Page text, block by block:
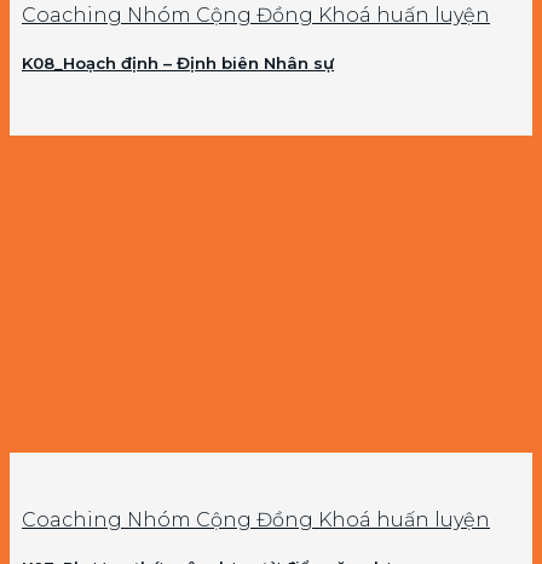
Coaching Nhóm Cộng Đồng Khoá huấn luyện
K08_Hoạch định – Định biên Nhân sự
Coaching Nhóm Cộng Đồng Khoá huấn luyện